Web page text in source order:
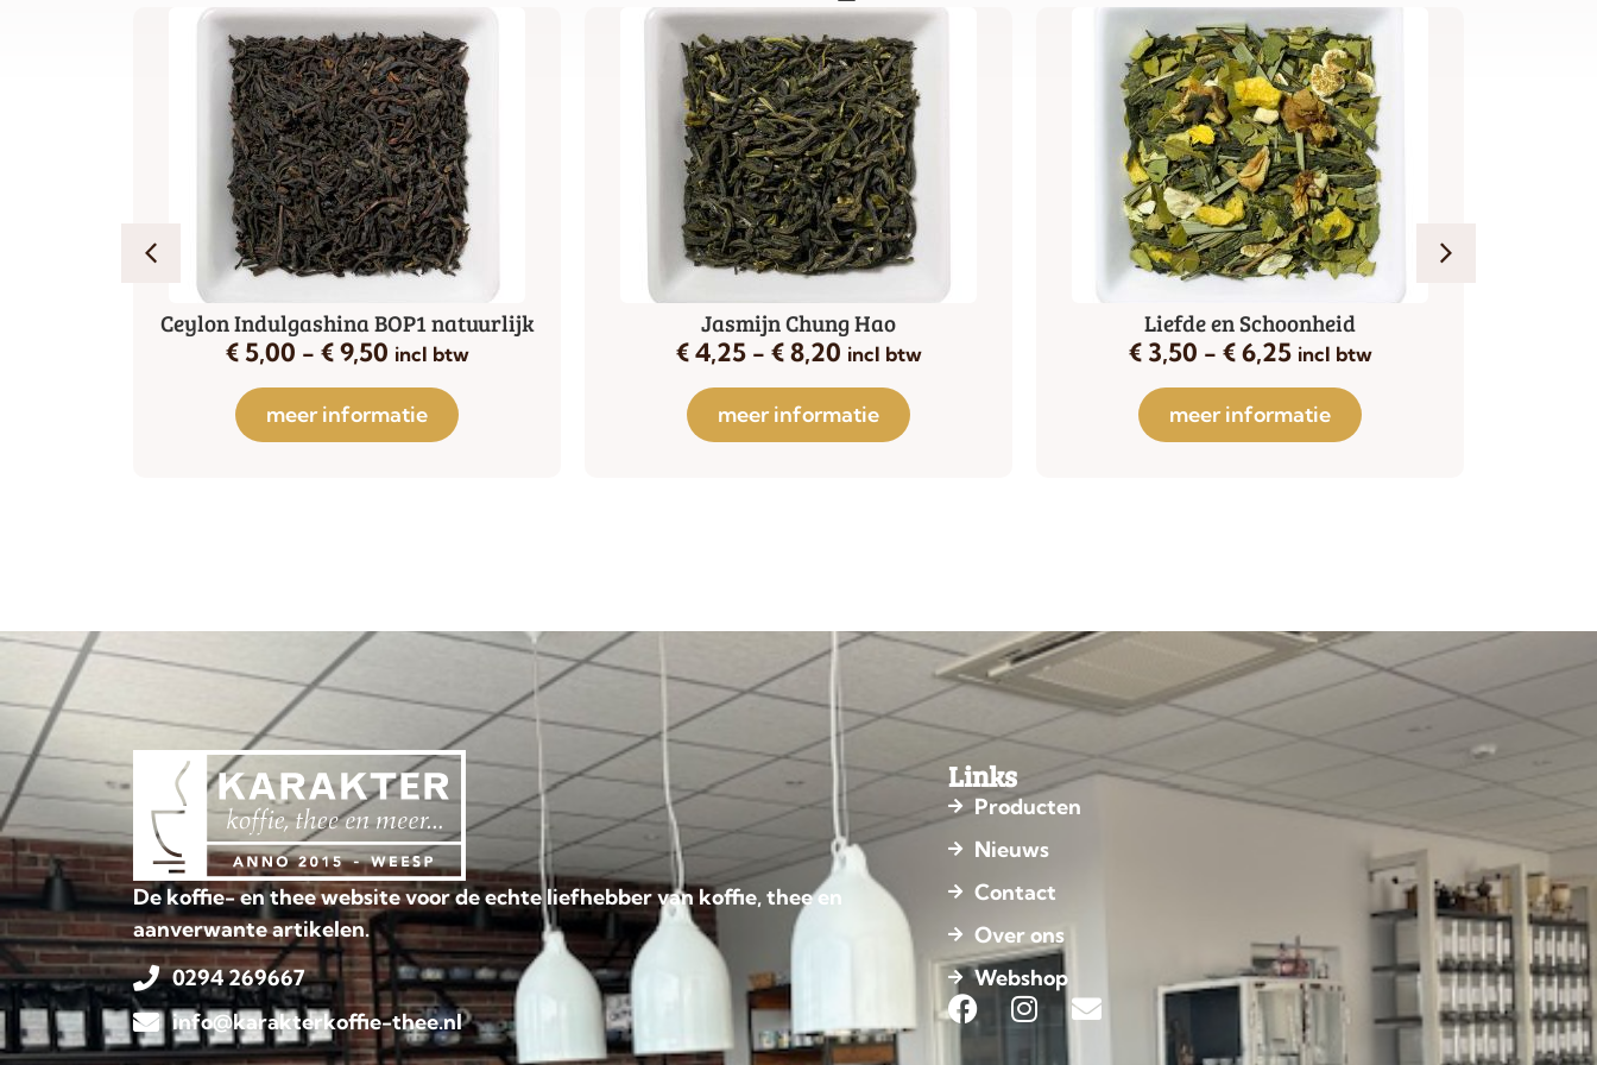
Ceylon Indulgashina BOP1 natuurlijk
€5,00 - €9,50 incl btw
meer informatie
Jasmijn Chung Hao
€4,25 - €8,20 incl btw
meer informatie
Liefde en Schoonheid
€3,50 - €6,25 incl btw
meer informatie
De koffie- en thee website voor de echte liefhebber van koffie, thee en
aanverwante artikelen.
0294 269667
info@karakterkoffie-thee.nl
Links
Producten
Nieuws
Contact
Over ons
Webshop